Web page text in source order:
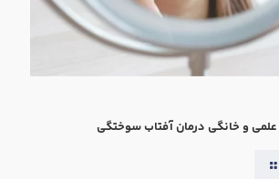
و خانگی درمان آفتاب سوختگی